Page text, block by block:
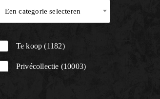
Een categorie selecteren
Te koop 1182
Privécollectie 10003